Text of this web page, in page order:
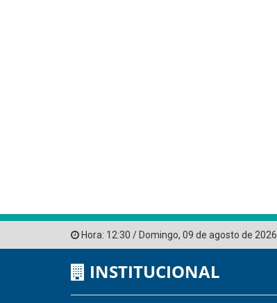
Hora: 12:30 / Domingo, 09 de agosto de 2026
INSTITUCIONAL